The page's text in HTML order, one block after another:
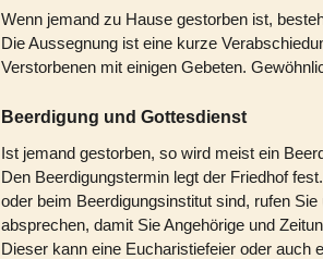
Wenn jemand zu Hause gestorben ist,
Die Aussegnung ist eine kurze
Verstorbenen mit einigen Gebeten.
Beerdigung und Gottesdienst
Ist jemand gestorben, so wird meist ein
Den Beerdigungstermin legt der Friedhof
oder beim Beerdigungsinstitut sind, rufen
absprechen, damit Sie Angehörige und
Dieser kann eine Eucharistiefeier oder auch